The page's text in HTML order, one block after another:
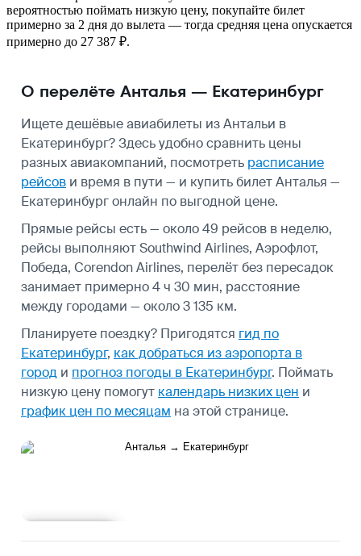
вероятностью поймать низкую цену, покупайте билет
примерно за 2 дня до вылета — тогда средняя цена опускается
примерно до 27 387 ₽.
О перелёте Анталья — Екатеринбург
Ищете дешёвые авиабилеты из Антальи в
Екатеринбург? Здесь удобно сравнить цены
разных авиакомпаний, посмотреть расписание
рейсов и время в пути — и купить билет Анталья —
Екатеринбург онлайн по выгодной цене.
Прямые рейсы есть — около 49 рейсов в неделю,
рейсы выполняют Southwind Airlines, Аэрофлот,
Победа, Corendon Airlines, перелёт без пересадок
занимает примерно 4 ч 30 мин, расстояние
между городами — около 3 135 км.
Планируете поездку? Пригодятся гид по
Екатеринбург, как добраться из аэропорта в
город и прогноз погоды в Екатеринбург. Поймать
низкую цену помогут календарь низких цен и
график цен по месяцам на этой странице.